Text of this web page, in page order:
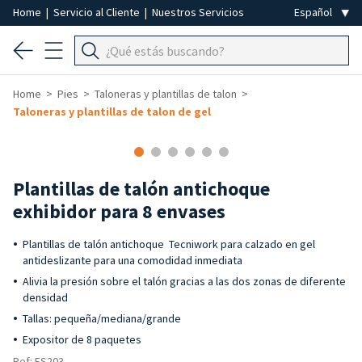
Home | Servicio al Cliente | Nuestros Servicios
Home Pies
Taloneras y plantillas de talon
Taloneras y plantillas de talon de gel
Plantillas de talón antichoque
exhibidor para 8 envases
Plantillas de talón antichoque Tecniwork para calzado en gel
antideslizante para una comodidad inmediata
Alivia la presión sobre el talón gracias a las dos zonas de diferente
densidad
Tallas: pequeña/mediana/grande
Expositor de 8 paquetes